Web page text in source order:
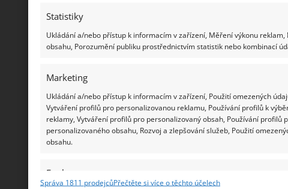
Statistiky
Ukládání a/nebo přístup k informacím v zařízení, Měření výkonu reklam,
obsahu, Porozumění publiku prostřednictvím statistik nebo kombinací
Marketing
Ukládání a/nebo přístup k informacím v zařízení, Použití omezených
Vytváření profilů pro personalizovanou reklamu, Používání profilů k
reklamy, Vytváření profilů pro personalizovaný obsah, Používání profilů
personalizovaného obsahu, Rozvoj a zlepšování služeb, Použití
obsahu.
Funkce
Správa 1811 prodejcůPřečtěte si více o těchto účelech